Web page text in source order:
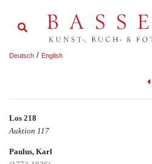
Deutsch / English
Los 218
Auktion 117
Paulus, Karl